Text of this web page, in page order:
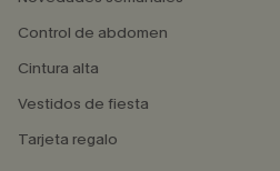
Control de abdomen
Cintura alta
Vestidos de fiesta
Tarjeta regalo